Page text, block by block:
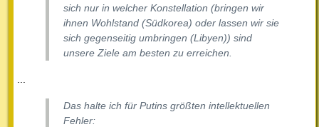
sich nur in welcher Konstellation (bringen wir
ihnen Wohlstand (Südkorea) oder lassen wir sie
sich gegenseitig umbringen (Libyen)) sind
unsere Ziele am besten zu erreichen.
Das halte ich für Putins größten intellektuellen
Fehler: